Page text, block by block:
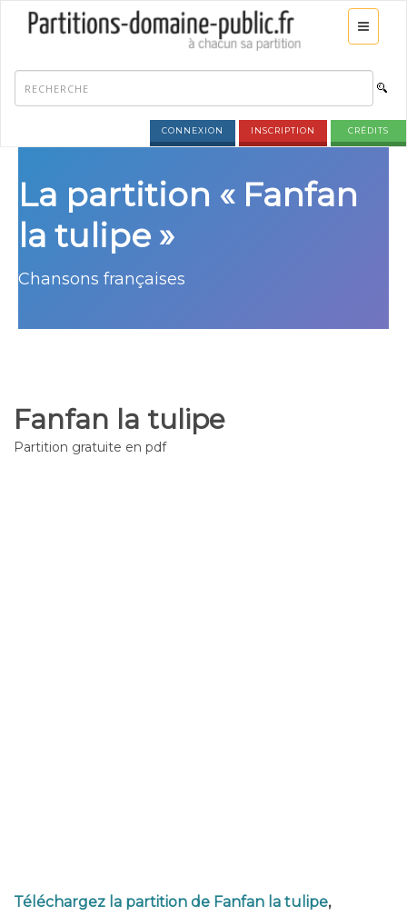
CONNEXION INSCRIPTION CRÉDITS
La partition « Fanfan
la tulipe »
Chansons françaises
Fanfan la tulipe
Partition gratuite en pdf
Téléchargez la partition de Fanfan la tulipe,